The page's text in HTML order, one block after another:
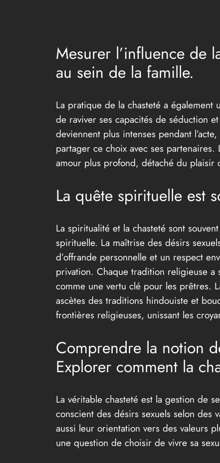
Mesurer l’influence de
au sein de la famille.
La pratique de la chasteté a
de raviver ses capacités de séduction
deviennent plus intenses pendant
partager ce choix avec ses
amour plus profond, détaché du plaisir
La quête spirituelle est
La spiritualité et la chasteté sont
spirituelle. La maîtrise des désirs
d’offrande personnelle et un respect
privation. Chaque tradition religieuse a
comme une vertu clé pour les prêtres.
ascètes des traditions hindouiste et
frontières religieuses, unissant les
Comprendre la notion
Explorer comment la
La véritable chasteté est la gestion de
conscient des désirs sexuels selon des
aussi leur orientation vers des valeurs
une question de choisir de vivre sa